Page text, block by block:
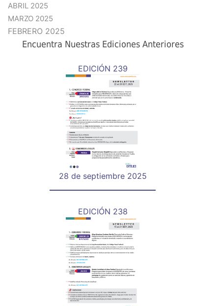
ABRIL 2025
MARZO 2025
FEBRERO 2025
Encuentra Nuestras Ediciones Anteriores
EDICIÓN 239
28 de septiembre 2025
EDICIÓN 238